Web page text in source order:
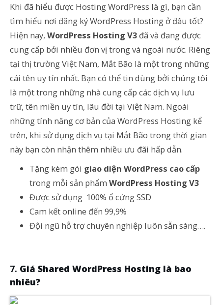
Khi đã hiểu được Hosting WordPress là gì, bạn cần
tìm hiểu nơi đăng ký WordPress Hosting ở đâu tốt?
Hiện nay, WordPress Hosting V3 đã và đang được
cung cấp bởi nhiều đơn vị trong và ngoài nước. Riêng
tại thị trường Việt Nam, Mắt Bão là một trong những
cái tên uy tín nhất. Bạn có thể tin dùng bởi chúng tôi
là một trong những nhà cung cấp các dịch vụ lưu
trữ, tên miền uy tín, lâu đời tại Việt Nam. Ngoài
những tính năng cơ bản của WordPress Hosting kể
trên, khi sử dụng dịch vụ tại Mắt Bão trong thời gian
này bạn còn nhận thêm nhiều ưu đãi hấp dẫn.
Tặng kèm gói giao diện WordPress cao cấp
trong mỗi sản phẩm WordPress Hosting V3
Được sử dụng 100% ổ cứng SSD
Cam kết online đến 99,9%
Đội ngũ hỗ trợ chuyên nghiệp luôn sẵn sàng….
Giá Shared WordPress Hosting là bao
nhiêu?